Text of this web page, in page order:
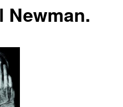
Newman.